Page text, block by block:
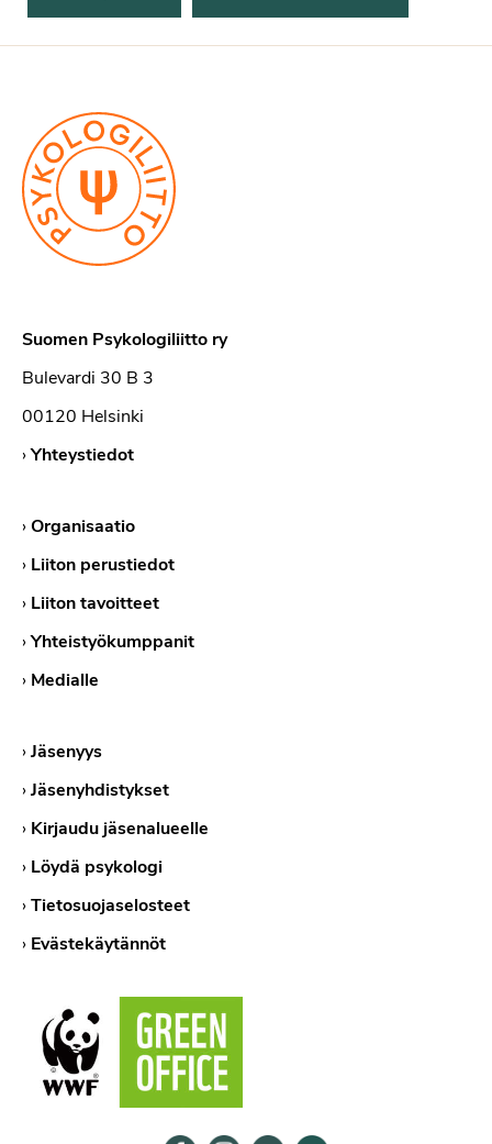
Suomen Psykologiliitto ry
Bulevardi 30 B 3
00120 Helsinki
›Yhteystiedot
›Organisaatio
› Liiton perustiedot
› Liiton tavoitteet
›Yhteistyökumppanit
› Medialle
›Jäsenyys
›Jäsenyhdistykset
› Kirjaudu jäsenalueelle
› Löydä psykologi
›Tietosuojaselosteet
› Evästekäytännöt